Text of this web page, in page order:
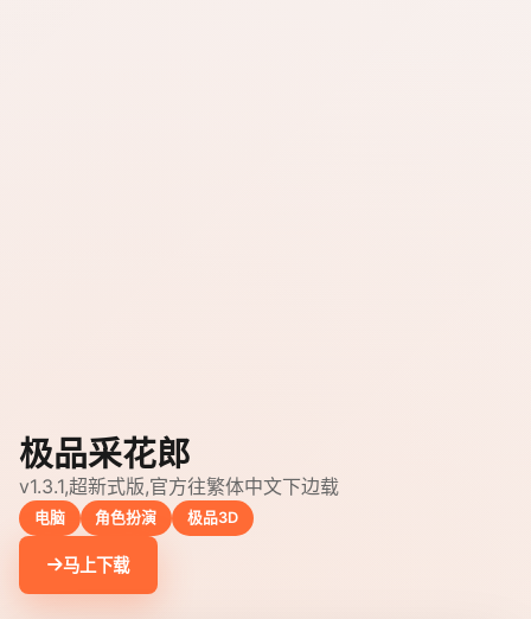
极品采花郎
v1.3.1,超新式版,官方往繁体中文下边载
电脑 角色扮演 极品3D
马上下载